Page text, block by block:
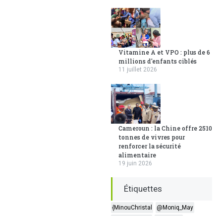
Vitamine A et VPO : plus de 6
millions d'enfants ciblés
11 juillet 2026
Cameroun : la Chine offre 2510
tonnes de vivres pour
renforcer la sécurité
alimentaire
19 juin 2026
Étiquettes
{MinouChristal
@Moniq_May